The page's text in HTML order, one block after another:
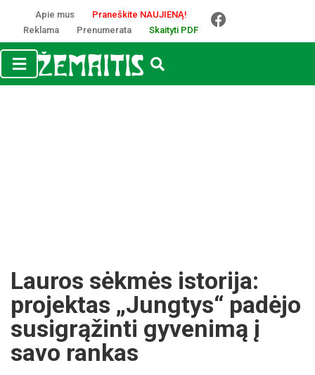
Apie mus
Praneškite NAUJIENĄ!
Reklama
Prenumerata Skaityti PDF
Lauros sėkmės istorija:
projektas „Jungtys“ padėjo
susigrąžinti gyvenimą į
savo rankas